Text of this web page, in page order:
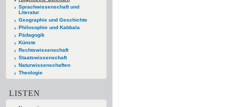
Sprachwissenschaft und
Literatur
Geographie und Geschichte
Philosophie und Kabbala
Pädagogik
Künste
Rechtswissenschaft
Staatswissenschaft
Naturwissenschaften
Theologie
LISTEN